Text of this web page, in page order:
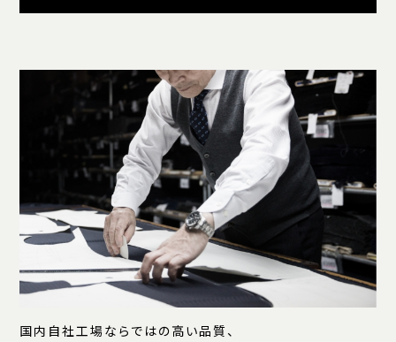
国内自社工場ならではの高い品質、